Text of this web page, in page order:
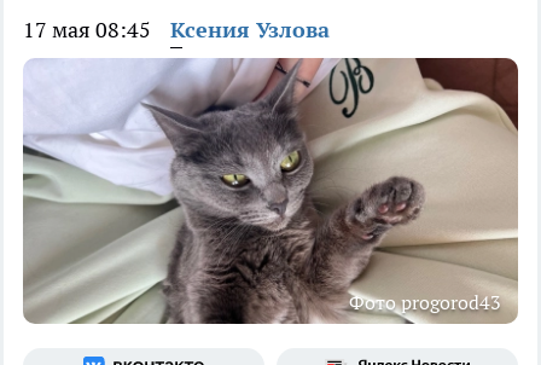
17 мая 08:45 Ксения Узлова
Фото progorod43